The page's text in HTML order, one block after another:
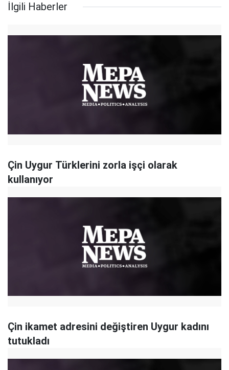
İlgili Haberler
Çin Uygur Türklerini zorla işçi olarak
kullanıyor
Çin ikamet adresini değiştiren Uygur kadını
tutukladı